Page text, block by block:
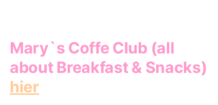
Mary`s Coffe Club (all
about Breakfast & Snacks)
hier